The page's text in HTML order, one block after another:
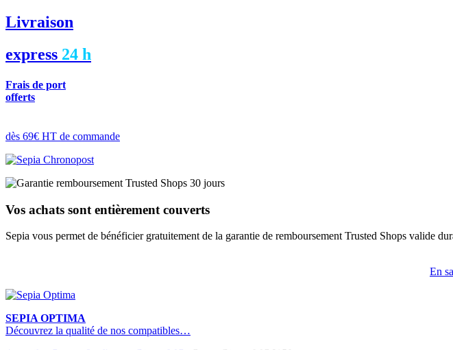
Livraison
express 24 h
Frais de port
offerts
dès 69€ HT de commande
Vos achats sont entièrement couverts
Sepia vous permet de bénéficier gratuitement de la garantie de remboursement Trusted Shops valide
En
SEPIA OPTIMA
Découvrez la qualité de nos compatibles…